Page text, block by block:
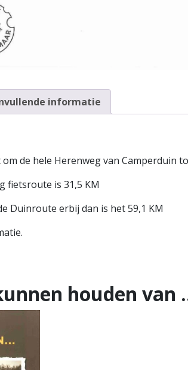
informatie
de hele Herenweg van Camperduin
fietsroute is 31,5 KM
Duinroute erbij dan is het 59,1 KM
houden van